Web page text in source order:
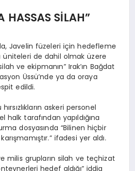
HASSAS SİLAH”
Javelin füzeleri için hedefleme
de dahil olmak üzere
ve ekipmanın” Irak’ın Bağdat
Üssü’nde ya da oraya
edildi.
askeri personel
halk tarafından yapıldığına
dosyasında “Bilinen hiçbir
ifadesi yer aldı.
milis grupların silah ve teçhizat
hedef aldığı” iddia